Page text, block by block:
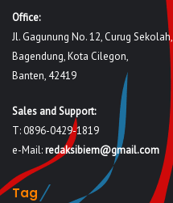
Office:
Jl. Gagunung No. 12, Curug Sekolah,
Bagendung, Kota Cilegon,
Banten, 42419
Sales and Support:
T: 0896-0429-1819
e-Mail:redaksibiem@gmail.com
Tag